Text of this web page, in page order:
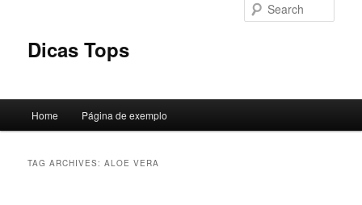
Dicas Tops
Home Página de exemplo
TAG ARCHIVES:ALOE VERA